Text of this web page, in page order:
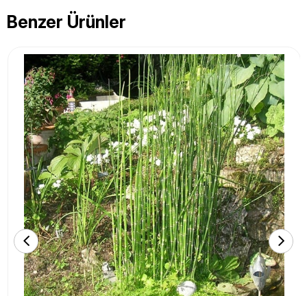
Benzer Ürünler